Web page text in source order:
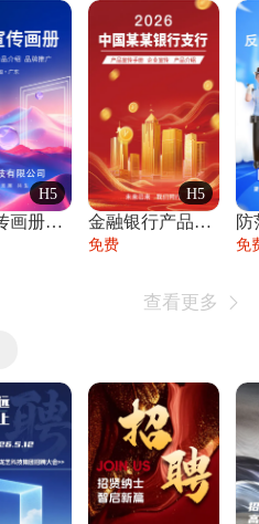
H5
企业宣传画册公司简介产品介绍业务宣传手册
H5
金融银行产品宣传手册企业宣传产品介绍
免费
防
免
查看更多 